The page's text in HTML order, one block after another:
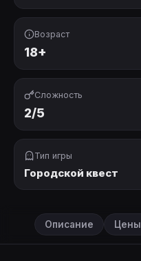
Возраст
18+
Сложность
2/5
Тип игры
Городской квест
Описание Цены